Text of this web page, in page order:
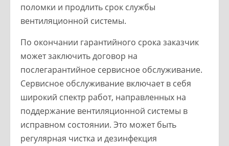
поломки и продлить срок службы
вентиляционной системы.
По окончании гарантийного срока заказчик
может заключить договор на
послегарантийное сервисное обслуживание.
Сервисное обслуживание включает в себя
широкий спектр работ, направленных на
поддержание вентиляционной системы в
исправном состоянии. Это может быть
регулярная чистка и дезинфекция